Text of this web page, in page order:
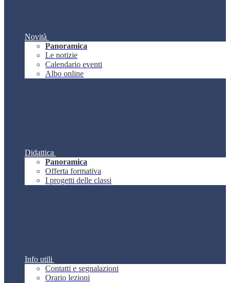
Novità
Panoramica
Le notizie
Calendario eventi
Albo online
Didattica
Panoramica
Offerta formativa
I progetti delle classi
Info utili
Contatti e segnalazioni
Orario lezioni